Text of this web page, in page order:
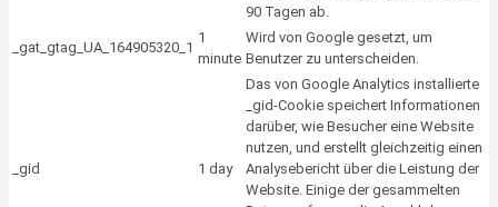
90 Tagen ab.
_gat_gtag_UA_164905320_1
1
minute
Wird von Google gesetzt, um
Benutzer zu unterscheiden.
_gid 1 day
Das von Google Analytics installierte
_gid-Cookie speichert Informationen
darüber, wie Besucher eine Website
nutzen, und erstellt gleichzeitig einen
Analysebericht über die Leistung der
Website. Einige der gesammelten